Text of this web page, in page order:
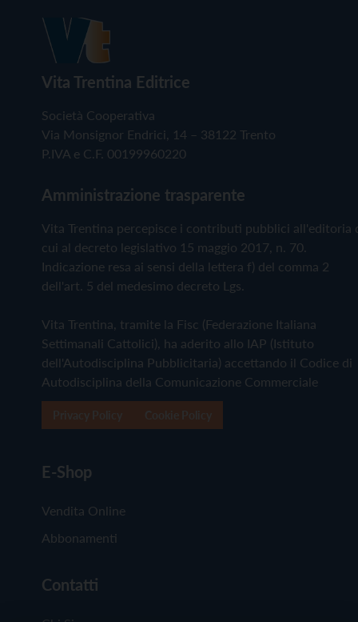
Vita Trentina Editrice
Società Cooperativa
Via Monsignor Endrici, 14 – 38122 Trento
P.IVA e C.F. 00199960220
Amministrazione trasparente
Vita Trentina percepisce i contributi pubblici all'editoria
cui al decreto legislativo 15 maggio 2017, n. 70.
Indicazione resa ai sensi della lettera f) del comma 2
dell'art. 5 del medesimo decreto Lgs.
Vita Trentina, tramite la Fisc (Federazione Italiana
Settimanali Cattolici), ha aderito allo IAP (Istituto
dell'Autodisciplina Pubblicitaria) accettando il Codice di
Autodisciplina della Comunicazione Commerciale
E-Shop
Vendita Online
Abbonamenti
Contatti